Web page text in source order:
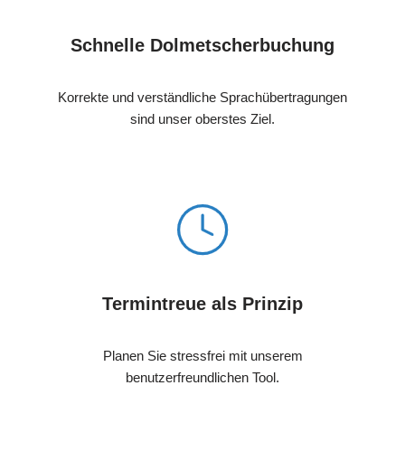
Schnelle Dolmetscherbuchung
Korrekte und verständliche Sprachübertragungen
sind unser oberstes Ziel.
Termintreue als Prinzip
Planen Sie stressfrei mit unserem
benutzerfreundlichen Tool.